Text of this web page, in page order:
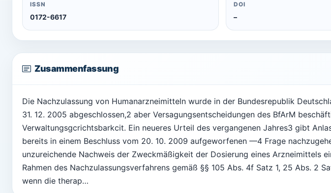
ISSN
0172-6617
DOI
–
Zusammenfassung
Die Nachzulassung von Humanarzneimitteln wurde in der Bundesrepublik
31. 12. 2005 abgeschlossen,2 aber Versagungsentscheidungen des BfArM
Verwaltungsgcrichtsbarkcit. Ein neueres Urteil des vergangenen Jahres3 gibt
bereits in einem Beschluss vom 20. 10. 2009 aufgeworfenen —4 Frage
unzureichende Nachweis der Zweckmäßigkeit der Dosierung eines Arzneimittels
Rahmen des Nachzulassungsverfahrens gemäß §§ 105 Abs. 4f Satz 1, 25 Abs. 2
wenn die therap…